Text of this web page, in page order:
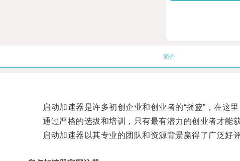
简介
启动加速器是许多初创企业和创业者的“摇篮”，在这里
通过严格的选拔和培训，只有最有潜力的创业者才能获
启动加速器以其专业的团队和资源背景赢得了广泛好评